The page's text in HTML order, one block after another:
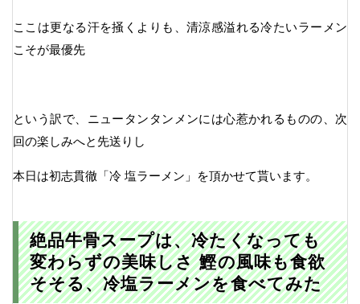
ここは更なる汗を掻くよりも、清涼感溢れる冷たいラーメン
こそが最優先
という訳で、ニュータンタンメンには心惹かれるものの、次
回の楽しみへと先送りし
本日は初志貫徹「冷 塩ラーメン」を頂かせて貰います。
絶品牛骨スープは、冷たくなっても
変わらずの美味しさ 鰹の風味も食欲
そそる、冷塩ラーメンを食べてみた